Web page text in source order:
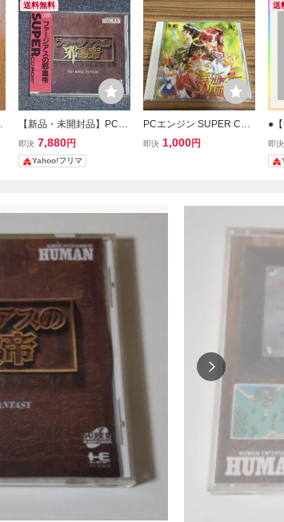
送料無料
【新品・未開封品】PCエ
ンジン ファージアスの邪
皇帝 ファージアスの邪皇
帝
即決 7,880円
Yahoo!フリマ
PCエンジン SUPER CD-
ROM2 誕生 Debut NECア
即決 1,000円
送
●
-
ァ
り)
即決